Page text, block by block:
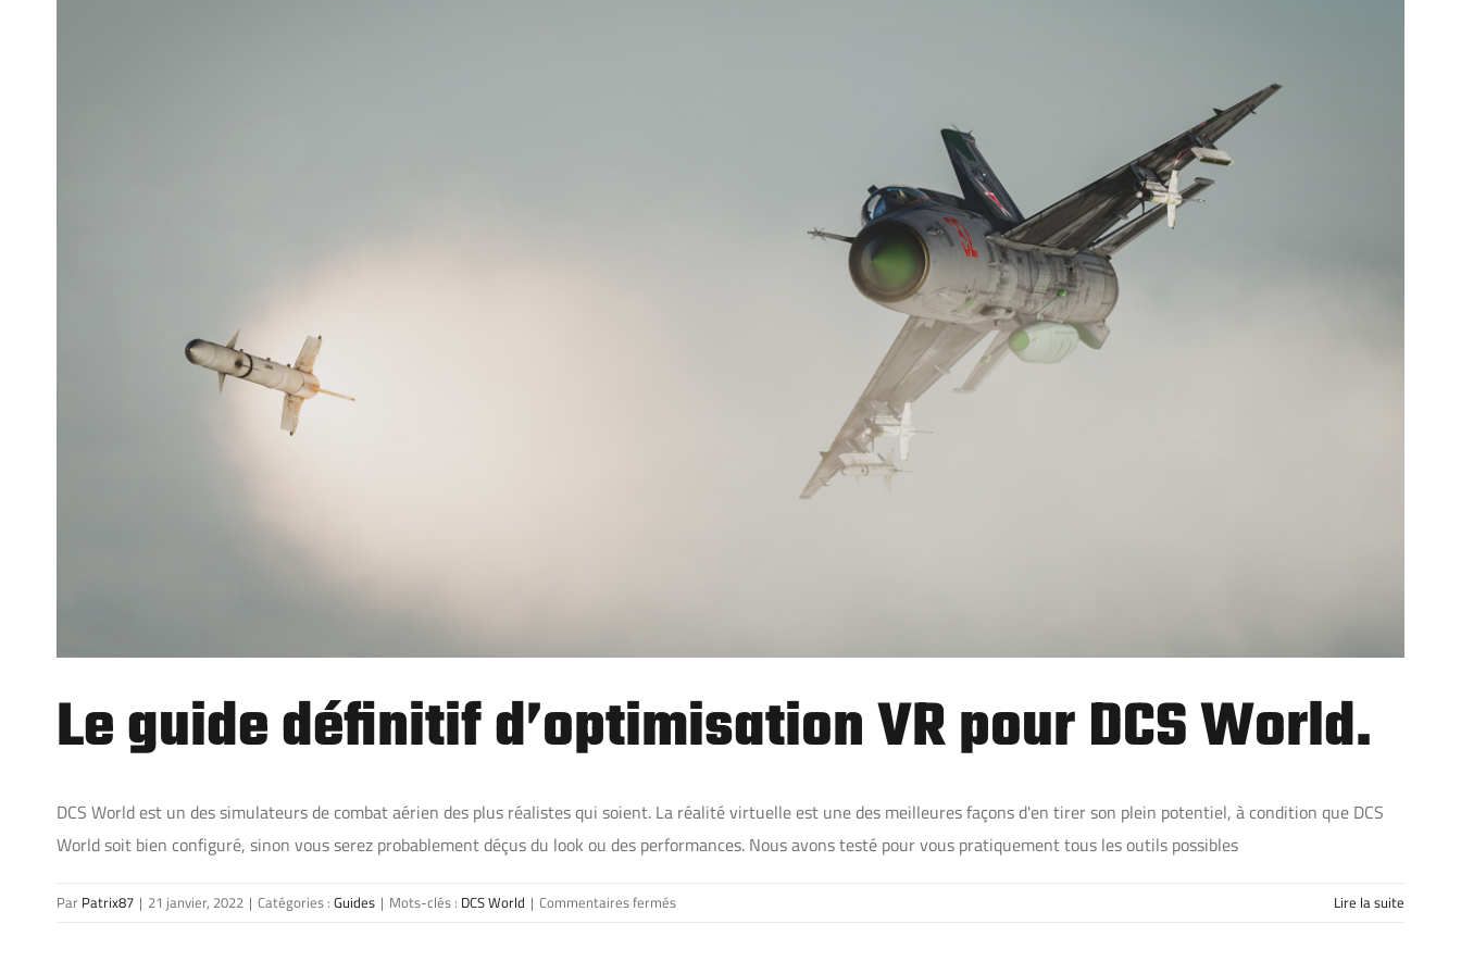
Le guide définitif d’optimisation VR pour DCS World.
DCS World est un des simulateurs de combat aérien des plus réalistes qui soient. La réalité virtuelle est une des meilleures façons d'en tirer son plein potentiel, à condition que DCS
World soit bien configuré, sinon vous serez probablement déçus du look ou des performances. Nous avons testé pour vous pratiquement tous les outils possibles
Par Patrix87 | 21 janvier, 2022 | Catégories : Guides | Mots-clés : DCS World | Commentaires ferméssur
Lire la suite